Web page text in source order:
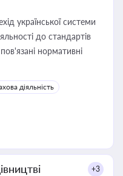
української системи
до стандартів
нормативні
діяльність
+3